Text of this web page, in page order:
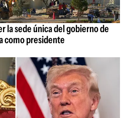
la sede única del gobierno de
como presidente